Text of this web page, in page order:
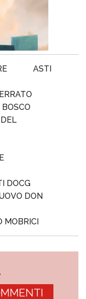
ASTI
DOCG
DON
MOBRICI